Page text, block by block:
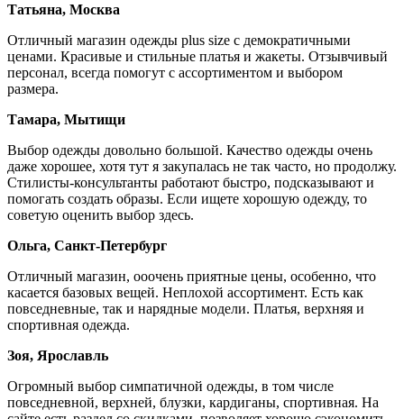
Татьяна, Москва
Отличный магазин одежды plus size с демократичными
ценами. Красивые и стильные платья и жакеты. Отзывчивый
персонал, всегда помогут с ассортиментом и выбором
размера.
Тамара, Мытищи
Выбор одежды довольно большой. Качество одежды очень
даже хорошее, хотя тут я закупалась не так часто, но продолжу.
Стилисты-консультанты работают быстро, подсказывают и
помогать создать образы. Если ищете хорошую одежду, то
советую оценить выбор здесь.
Ольга, Санкт-Петербург
Отличный магазин, ооочень приятные цены, особенно, что
касается базовых вещей. Неплохой ассортимент. Есть как
повседневные, так и нарядные модели. Платья, верхняя и
спортивная одежда.
Зоя, Ярославль
Огромный выбор симпатичной одежды, в том числе
повседневной, верхней, блузки, кардиганы, спортивная. На